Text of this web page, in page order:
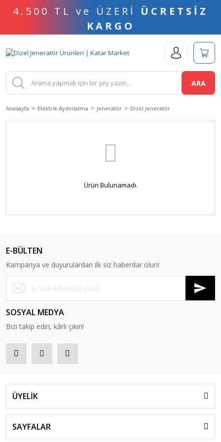
4.500 TL ve ÜZERİ ÜCRETSİZ
KARGO
ARA
Anasayfa Elektrik Aydınlatma Jeneratör Dizel Jeneratör
Ürün Bulunamadı.
E-BÜLTEN
Kampanya ve duyurulardan ilk siz haberdar olun!
SOSYAL MEDYA
Bizi takip edin, kârlı çıkın!
ÜYELİK
SAYFALAR